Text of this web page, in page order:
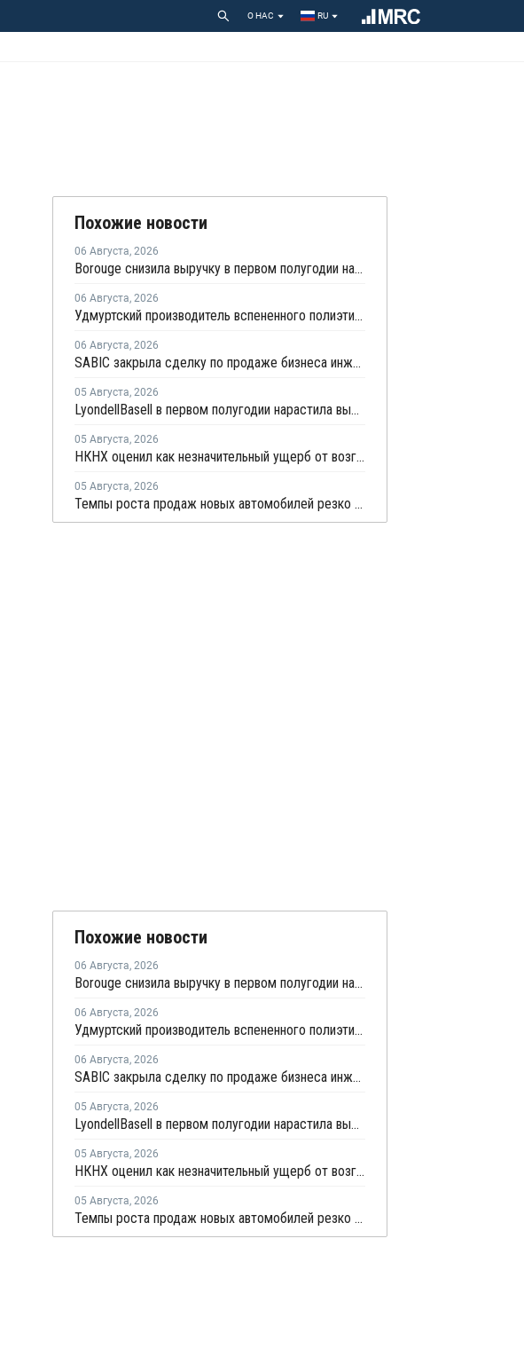
О НАС RU
Похожие новости
06 Августа, 2026
Borouge снизила выручку в первом полугодии на 5%
06 Августа, 2026
Удмуртский производитель вспененного полиэтилена нарастит выпуск на 15%
06 Августа, 2026
SABIC закрыла сделку по продаже бизнеса инженерных пластиков компании Mutares за USD450 млн
05 Августа, 2026
LyondellBasell в первом полугодии нарастила выручку на 6,7%
05 Августа, 2026
НКНХ оценил как незначительный ущерб от возгорания на линии полистирола
05 Августа, 2026
Темпы роста продаж новых автомобилей резко замедлились
Похожие новости
06 Августа, 2026
Borouge снизила выручку в первом полугодии на 5%
06 Августа, 2026
Удмуртский производитель вспененного полиэтилена нарастит выпуск на 15%
06 Августа, 2026
SABIC закрыла сделку по продаже бизнеса инженерных пластиков компании Mutares за USD450 млн
05 Августа, 2026
LyondellBasell в первом полугодии нарастила выручку на 6,7%
05 Августа, 2026
НКНХ оценил как незначительный ущерб от возгорания на линии полистирола
05 Августа, 2026
Темпы роста продаж новых автомобилей резко замедлились